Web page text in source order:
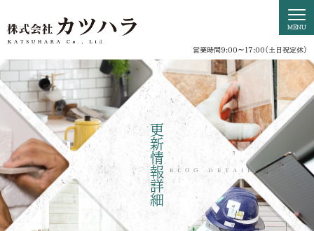
営業時間9:00〜17:00（土日祝定休）
更新情報詳細 BLOG DETAIL